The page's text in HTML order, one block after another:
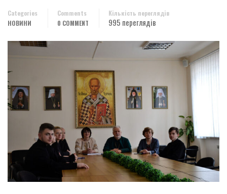
Categories
НОВИНИ
Comments
0 COMMENT
Кількість переглядів
995 переглядів